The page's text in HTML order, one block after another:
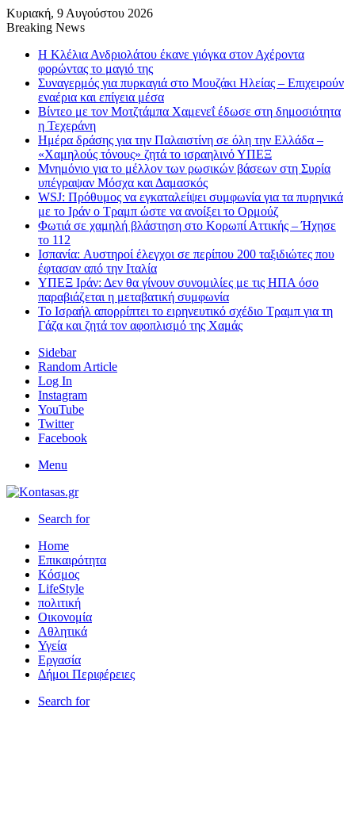
Κυριακή, 9 Αυγούστου 2026
Breaking News
Η Κλέλια Ανδριολάτου έκανε γιόγκα στον Αχέροντα
φορώντας το μαγιό της
Συναγερμός για πυρκαγιά στο Μουζάκι Ηλείας – Επιχειρούν
εναέρια και επίγεια μέσα
Βίντεο με τον Μοτζτάμπα Χαμενεΐ έδωσε στη δημοσιότητα
η Τεχεράνη
Ημέρα δράσης για την Παλαιστίνη σε όλη την Ελλάδα –
«Χαμηλούς τόνους» ζητά το ισραηλινό ΥΠΕΞ
Μνημόνιο για το μέλλον των ρωσικών βάσεων στη Συρία
υπέγραψαν Μόσχα και Δαμασκός
WSJ: Πρόθυμος να εγκαταλείψει συμφωνία για τα πυρηνικά
με το Ιράν ο Τραμπ ώστε να ανοίξει το Ορμούζ
Φωτιά σε χαμηλή βλάστηση στο Κορωπί Αττικής – Ήχησε
το 112
Ισπανία: Aυστηροί έλεγχοι σε περίπου 200 ταξιδιώτες που
έφτασαν από την Ιταλία
ΥΠΕΞ Ιράν: Δεν θα γίνουν συνομιλίες με τις ΗΠΑ όσο
παραβιάζεται η μεταβατική συμφωνία
Το Ισραήλ απορρίπτει το ειρηνευτικό σχέδιο Τραμπ για τη
Γάζα και ζητά τον αφοπλισμό της Χαμάς
Sidebar
Random Article
Log In
Instagram
YouTube
Twitter
Facebook
Menu
Search for
Home
Επικαιρότητα
Κόσμος
LifeStyle
πολιτική
Οικονομία
Αθλητικά
Υγεία
Εργασία
Δήμοι Περιφέρειες
Search for